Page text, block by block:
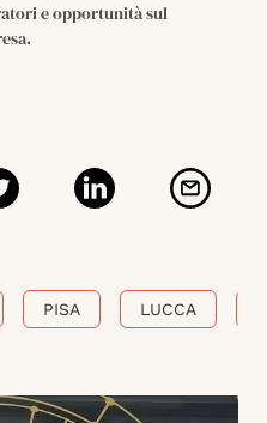
e opportunità sul
PISA LUCCA